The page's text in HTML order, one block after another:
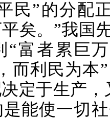
民”的分配
矣。”我国
“富者累巨
而利民为本
定于生产
能使一切